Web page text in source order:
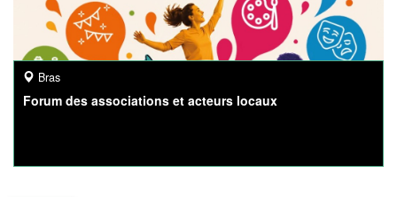
Bras
Forum des associations et acteurs locaux